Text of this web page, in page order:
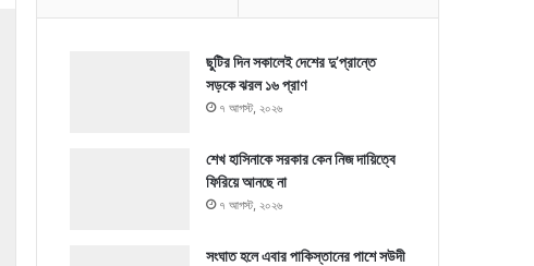
ছুটির দিন সকালেই দেশের দু’প্রান্তে
সড়কে ঝরল ১৬ প্রাণ
৭ আগস্ট, ২০২৬
শেখ হাসিনাকে সরকার কেন নিজ দায়িত্বে
ফিরিয়ে আনছে না
৭ আগস্ট, ২০২৬
সংঘাত হলে এবার পাকিস্তানের পাশে সউদী